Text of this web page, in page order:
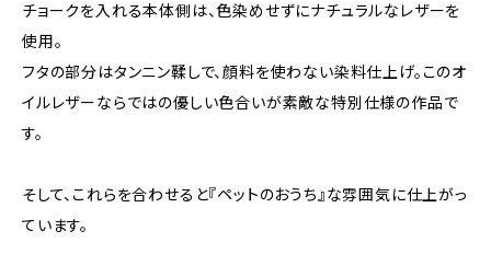
チョークを入れる本体側は、色染めせずにナチュラルなレザーを
使用。
フタの部分はタンニン鞣しで、顔料を使わない染料仕上げ。このオ
イルレザーならではの優しい色合いが素敵な特別仕様の作品で
す。
そして、これらを合わせると『ペットのおうち』な雰囲気に仕上がっ
ています。